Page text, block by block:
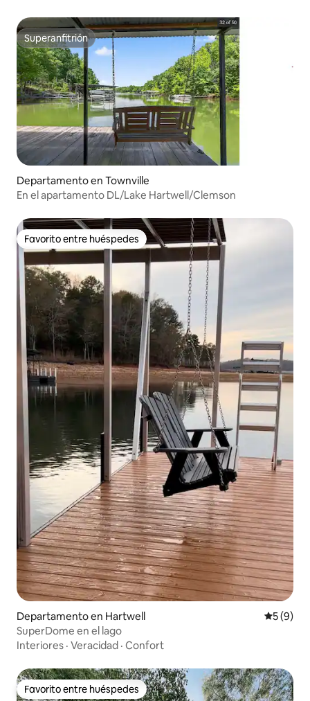
Superanfitrión
Superanfitrión
Departamento en Townville
En el apartamento DL/Lake Hartwell/Clemson
Favorito entre huéspedes
Favorito entre huéspedes
Departamento en Hartwell
5 (9)
SuperDome en el lago
Interiores · Veracidad · Confort
Favorito entre huéspedes
Favorito entre huéspedes